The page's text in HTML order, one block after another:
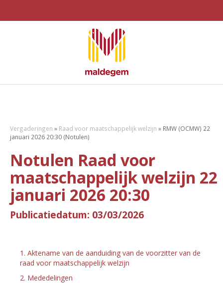
Vergaderingen » Raad voor maatschappelijk welzijn » RMW (OCMW) 22
januari 2026 20:30 (Notulen)
Notulen Raad voor
maatschappelijk welzijn 22
januari 2026 20:30
Publicatiedatum: 03/03/2026
1. Aktename van de aanduiding van de voorzitter van de
raad voor maatschappelijk welzijn
2. Mededelingen